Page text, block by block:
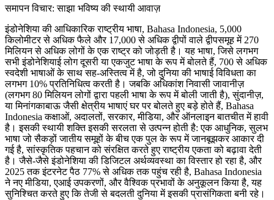
समापन विचार: साझा भविष्य की स्थायी आवाज़
इंडोनेशिया की आधिकारिक राष्ट्रीय भाषा, Bahasa Indonesia, 5,000
किलोमीटर से अधिक फैले और 17,000 से अधिक द्वीपों वाले द्वीपसमूह में 270
मिलियन से अधिक लोगों के एक राष्ट्र को जोड़ती है। यह भाषा, जिसे लगभग
सभी इंडोनेशियाई लोग दूसरी या एकजुट भाषा के रूप में बोलते हैं, 700 से अधिक
स्वदेशी भाषाओं के साथ सह-अस्तित्व में है, जो दुनिया की भाषाई विविधता का
लगभग 10% प्रतिनिधित्व करती है। जबकि अधिकांश निवासी जावानीज़
(लगभग 80 मिलियन लोगों द्वारा पहली भाषा के रूप में बोली जाती है), सुंदानीज़,
या मिनांगकाबाऊ जैसी क्षेत्रीय भाषाएं घर पर बोलते हुए बड़े होते हैं, Bahasa
Indonesia कक्षाओं, अदालतों, सरकार, मीडिया, और ऑनलाइन बातचीत में हावी
है। इसकी स्थायी शक्ति इसकी सरलता से उत्पन्न होती है: एक आधुनिक, सुलभ
भाषा जो सैकड़ों जातीय समूहों के बीच एक पुल के रूप में जानबूझकर आकार दी
गई है, सांस्कृतिक पहचान को संरक्षित करते हुए राष्ट्रीय एकता को बढ़ावा देती
है। जैसे-जैसे इंडोनेशिया की डिजिटल अर्थव्यवस्था का विस्तार हो रहा है, और
2025 तक इंटरनेट पैठ 77% से अधिक तक पहुंच रही है, Bahasa Indonesia
ने नए मीडिया, एआई उपकरणों, और वैश्विक प्रभावों के अनुकूलन किया है, यह
सुनिश्चित करते हुए कि तेजी से बदलती दुनिया में इसकी प्रासंगिकता बनी रहे।